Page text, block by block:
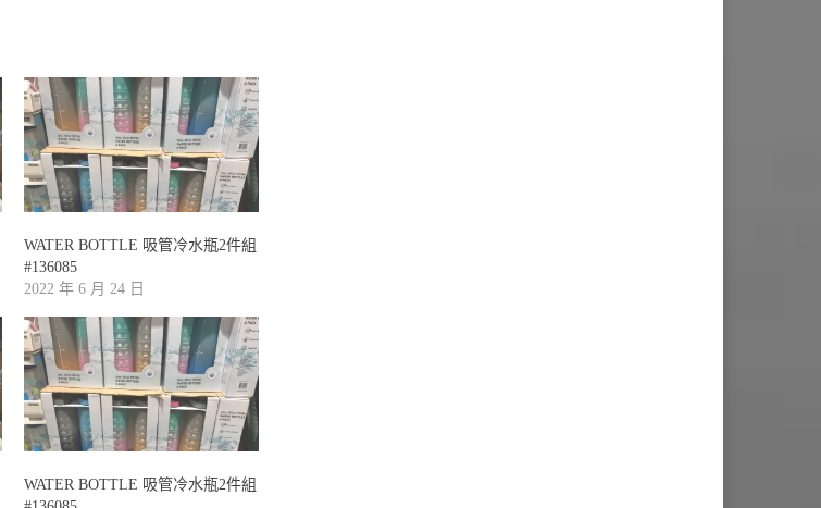
WATER BOTTLE 吸管冷水瓶2件組
#136085
2022 年 6 月 24 日
WATER BOTTLE 吸管冷水瓶2件組